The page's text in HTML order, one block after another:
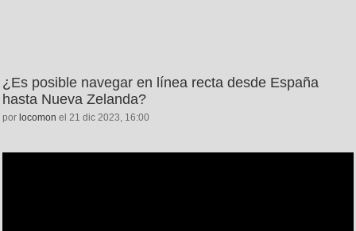
¿Es posible navegar en línea recta desde España
hasta Nueva Zelanda?
por locomon el 21 dic 2023, 16:00